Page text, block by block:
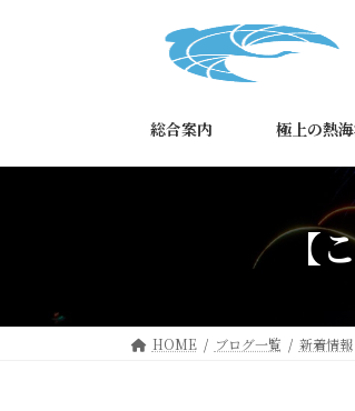
ス
ン
総合案内 極上の熱
【
HOME ブログ一覧 新着情報